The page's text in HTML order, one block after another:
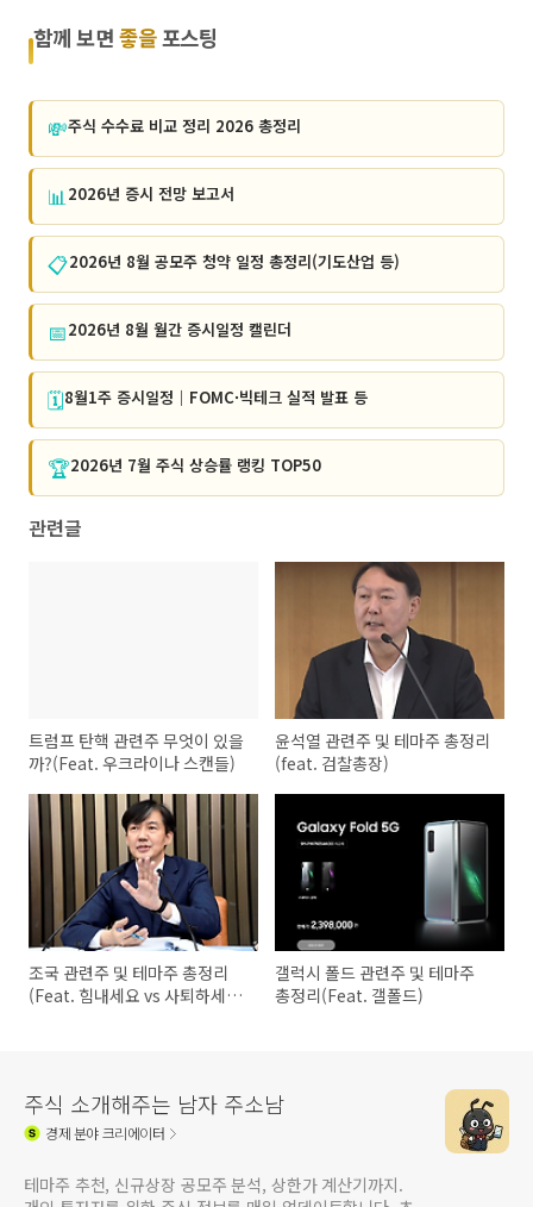
함께 보면 좋을포스팅
💸주식 수수료 비교 정리 2026 총정리
📊2026년 증시 전망 보고서
📋2026년 8월 공모주 청약 일정 총정리(기도산업 등)
📅2026년 8월 월간 증시일정 캘린더
🗓️8월1주 증시일정｜FOMC·빅테크 실적 발표 등
🏆2026년 7월 주식 상승률 랭킹 TOP50
관련글
트럼프 탄핵 관련주 무엇이 있을
까?(Feat. 우크라이나 스캔들)
윤석열 관련주 및 테마주 총정리
(feat. 검찰총장)
조국 관련주 및 테마주 총정리
(Feat. 힘내세요 vs 사퇴하세
갤럭시 폴드 관련주 및 테마주
총정리(Feat. 갤폴드)
주식 소개해주는 남자 주소남
경제분야 크리에이터
테마주 추천, 신규상장 공모주 분석, 상한가 계산기까지.